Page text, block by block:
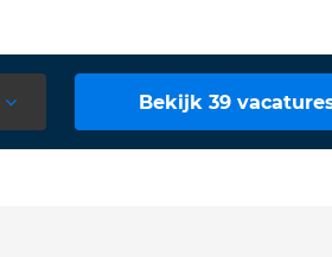
Bekijk 39